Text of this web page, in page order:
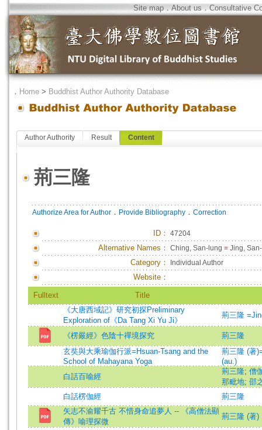
Site map．About us．Consultative
． Home > Buddhist Author Authority Database
Author Authority Result Content
荊三隆
Authorize Area for Author ． Provide Bibliography ． Correction
ID ： 47204
Alternative Names： Ching, San-lung = Jing,
Category： Individual Author
Website：
Fulltext
Title
《大唐西域記》研究初探Preliminary
Exploration of《Da Tang Xi Yu Ji》
荊三隆
《楞嚴經》色陰十禪境探究
荊三隆
玄奘與大乘瑜伽行派=Hsuan-Tsang and the
School of Mahayana Yoga
荊三隆 (著
(au.)
白話百喻經
荊三隆; 僧
那毗地; 邵
白話楞伽經
荊三隆
矢志不渝耀千古 不惜身命追夢人 -- 《高僧法顯
傳》喻理探微
荊三隆 (著)